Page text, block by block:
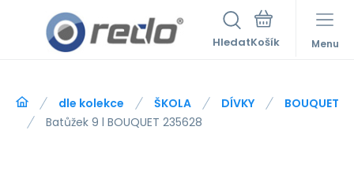
Hledat Menu
dle kolekce ŠKOLA DÍVKY
BOUQUET
Batůžek 9 l BOUQUET 235628